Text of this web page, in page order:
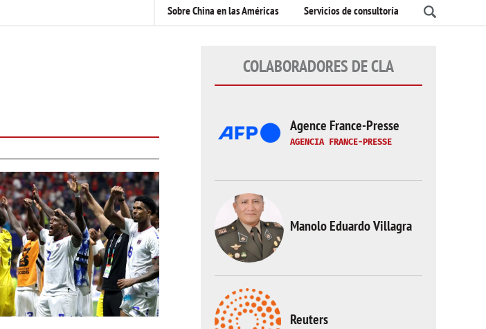
Sobre China en las Américas Servicios de consultoría
COLABORADORES DE CLA
Agence France-Presse
AGENCIA FRANCE-PRESSE
Manolo Eduardo Villagra
Reuters